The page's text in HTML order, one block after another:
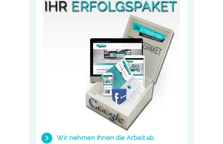
Wir nehmen Ihnen die Arbeit ab.